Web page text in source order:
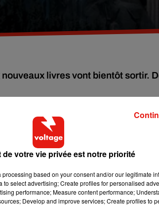
livres vont bientôt sortir.
J.K Rowling! La
de
octobre 2017 au 28 février 2018 pour
Le livre
Harry Potter à l’école des sorciers
tous les fans de la franchise Harry Potter
nouveaux livres à l’occasion du 20
Harry Potter : A History Of Magic,
de votre vie privée est notre priorité
based on your consent and/or our legitimate
select advertising; Create profiles for personalised
performance; Measure content performance;
Develop and improve services; Create profiles to